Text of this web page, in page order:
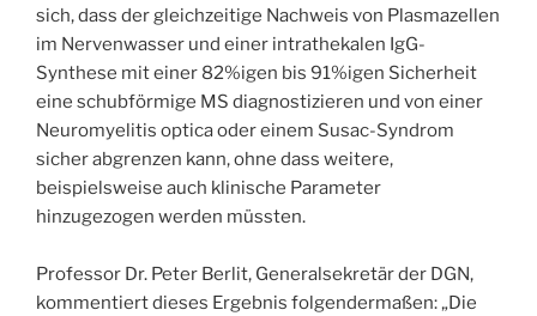
sich, dass der gleichzeitige Nachweis von Plasmazellen
im Nervenwasser und einer intrathekalen IgG-
Synthese mit einer 82%igen bis 91%igen Sicherheit
eine schubförmige MS diagnostizieren und von einer
Neuromyelitis optica oder einem Susac-Syndrom
sicher abgrenzen kann, ohne dass weitere,
beispielsweise auch klinische Parameter
hinzugezogen werden müssten.
Professor Dr. Peter Berlit, Generalsekretär der DGN,
kommentiert dieses Ergebnis folgendermaßen: „Die